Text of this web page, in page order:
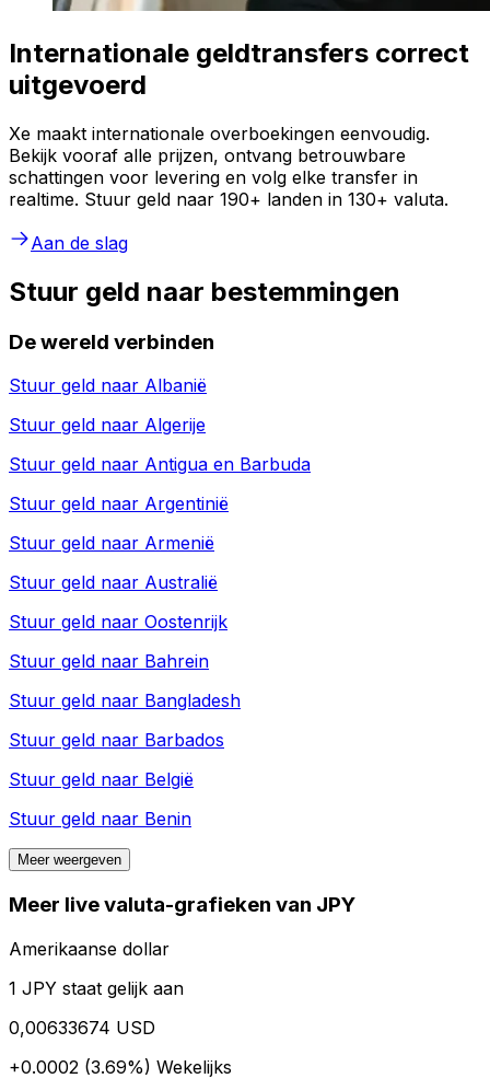
Internationale geldtransfers correct
uitgevoerd
Xe maakt internationale overboekingen eenvoudig.
Bekijk vooraf alle prijzen, ontvang betrouwbare
schattingen voor levering en volg elke transfer in
realtime. Stuur geld naar 190+ landen in 130+ valuta.
Aan de slag
Stuur geld naar bestemmingen
De wereld verbinden
Stuur geld naar Albanië
Stuur geld naar Algerije
Stuur geld naar Antigua en Barbuda
Stuur geld naar Argentinië
Stuur geld naar Armenië
Stuur geld naar Australië
Stuur geld naar Oostenrijk
Stuur geld naar Bahrein
Stuur geld naar Bangladesh
Stuur geld naar Barbados
Stuur geld naar België
Stuur geld naar Benin
Meer weergeven
Meer live valuta-grafieken van JPY
Amerikaanse dollar
1 JPY staat gelijk aan
0,00633674 USD
+0.0002 (3.69%) Wekelijks